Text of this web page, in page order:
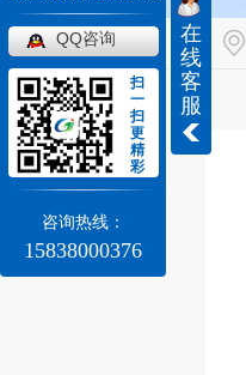
在
线
客
服
QQ咨询
扫
一
扫
更
精
彩
咨询热线：
15838000376